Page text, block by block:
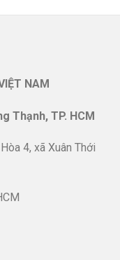
NAM
Thạnh, TP. HCM
4, xã Xuân Thới